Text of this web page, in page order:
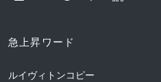
急上昇ワード
ルイヴィトンコピー